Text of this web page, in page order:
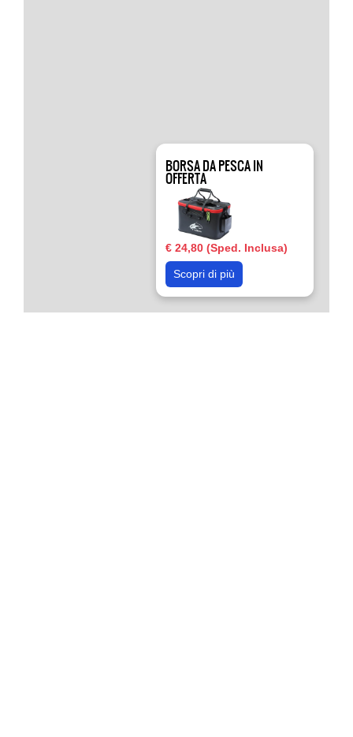
BORSA DA PESCA IN
OFFERTA
€ 24,80 (Sped. Inclusa)
Scopri di più